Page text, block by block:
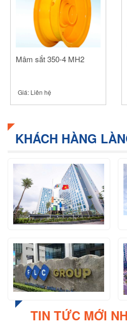
Mâm sắt 350-4 MH2
Giá: Liên hệ
KHÁCH HÀNG
TIN TỨC MỚI